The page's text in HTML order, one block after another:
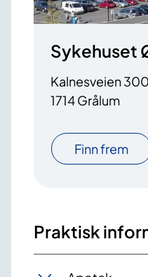
Sykehuset
Kalnesveien 300
1714 Grålum
Finn frem
Praktisk